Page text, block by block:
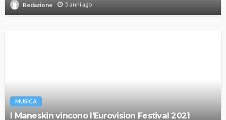
Redazione 5 anni ago
MUSICA
I Maneskin vincono l’Eurovision Festival 2021